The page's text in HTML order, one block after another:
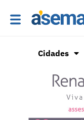
Cidades